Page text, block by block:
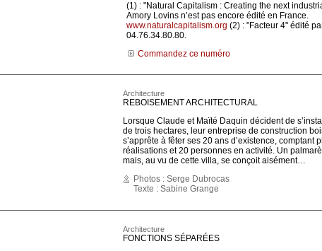
(1) : "Natural Capitalism : Creating the next
Amory Lovins n’est pas encore édité en France.
www.naturalcapitalism.org (2) : "Facteur 4" édité
04.76.34.80.80.
Commandez ce numéro
Architecture
REBOISEMENT ARCHITECTURAL
Lorsque Claude et Maïté Daquin décident de
de trois hectares, leur entreprise de construction
s’apprête à fêter ses 20 ans d’existence, comptant
réalisations et 20 personnes en activité. Un
mais, au vu de cette villa, se conçoit aisément…
Photos : Serge Dubrocas
Texte : Sabine Grange
Architecture
FONCTIONS SÉPARÉES